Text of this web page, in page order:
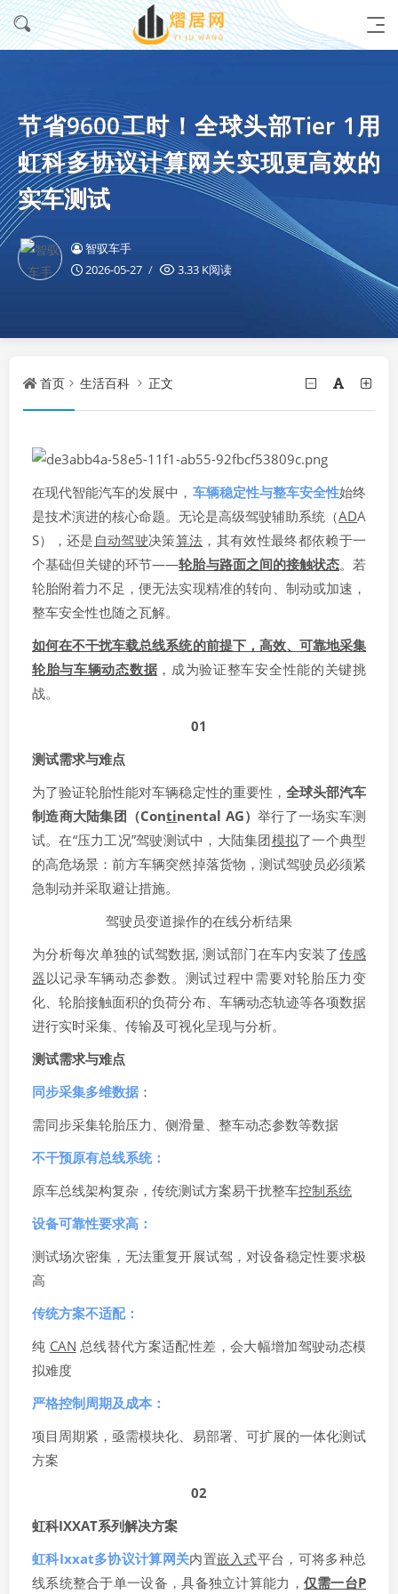
节省9600工时！全球头部Tier 1用
虹科多协议计算网关实现更高效的
实车测试
智驭车手
2026-05-27
3.33 K阅读
首页 生活百科 正文
在现代智能汽车的发展中， 车辆稳定性与整车安全性始终
是技术演进的核心命题。无论是高级驾驶辅助系统（ADA
S），还是 自动驾驶决策算法 ，其有效性最终都依赖于一
个基础但关键的环节——轮胎与路面之间的接触状态。若
轮胎附着力不足，便无法实现精准的转向、制动或加速，
整车安全性也随之瓦解。
如何在不干扰车载总线系统的前提下，高效、可靠地采集
轮胎与车辆动态数据 ，成为验证整车安全性能的关键挑
战。
01
测试需求与难点
为了验证轮胎性能对车辆稳定性的重要性， 全球头部汽车
制造商大陆集团（Continental AG）举行了一场实车测
试。在“压力工况”驾驶测试中，大陆集团模拟了一个典型
的高危场景：前方车辆突然掉落货物，测试驾驶员必须紧
急制动并采取避让措施。
驾驶员变道操作的在线分析结果
为分析每次单独的试驾数据, 测试部门在车内安装了传感
器以记录车辆动态参数。测试过程中需要对轮胎压力变
化、轮胎接触面积的负荷分布、车辆动态轨迹等各项数据
进行实时采集、传输及可视化呈现与分析。
测试需求与难点
同步采集多维数据 ：
需同步采集轮胎压力、侧滑量、整车动态参数等数据
不干预原有总线系统：
原车总线架构复杂，传统测试方案易干扰整车控制系统
设备可靠性要求高：
测试场次密集，无法重复开展试驾，对设备稳定性要求极
高
传统方案不适配：
纯 CAN 总线替代方案适配性差，会大幅增加驾驶动态模
拟难度
严格控制周期及成本：
项目周期紧，亟需模块化、易部署、可扩展的一体化测试
方案
02
虹科IXXAT系列解决方案
虹科Ixxat多协议计算网关内置嵌入式平台，可将多种总
线系统整合于单一设备，具备独立计算能力， 仅需一台P